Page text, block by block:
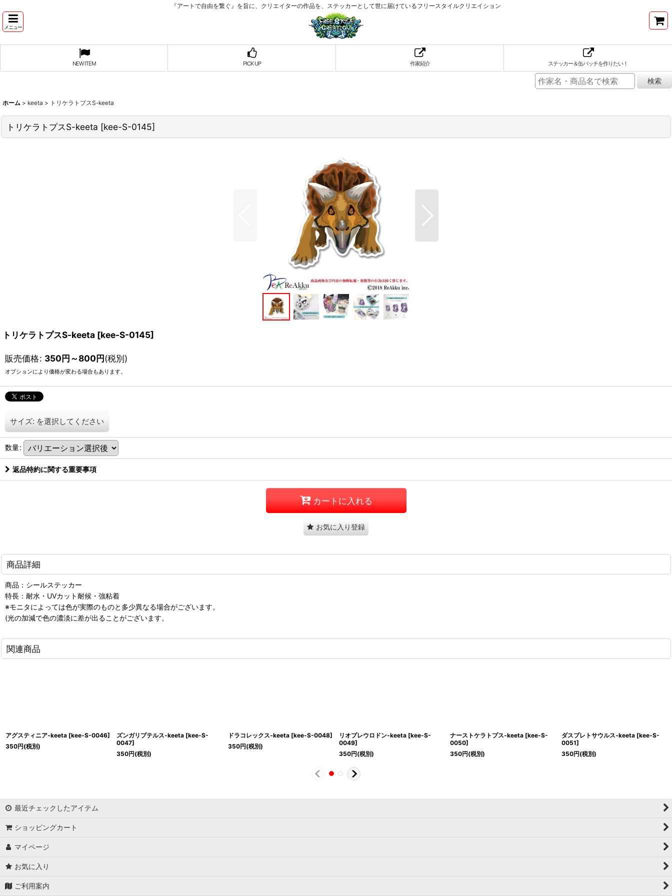
『アートで自由を繋ぐ』を旨に、クリエイターの作品を、ステッカーとして世に届けているフリースタイルクリエイション
メニュー
NEW ITEM PICK UP 作家紹介 ステッカー＆缶バッチを作りたい！
ホーム > keeta > トリケラトプスS-keeta
トリケラトプスS-keeta [kee-S-0145]
トリケラトプスS-keeta [kee-S-0145]
販売価格: 350円～800円(税別)
オプションにより価格が変わる場合もあります。
サイズ: を選択してください
数量:
返品特約に関する重要事項
カートに入れる
お気に入り登録
商品詳細
商品：シールステッカー
特長：耐水・UVカット耐候・強粘着
※モニタによっては色が実際のものと多少異なる場合がございます。
(光の加減で色の濃淡に差が出ることがございます。
関連商品
アグスティニア-keeta [kee-S-0046]
350円(税別)
ズンガリプテルス-keeta [kee-S-
0047]
350円(税別)
ドラコレックス-keeta [kee-S-0048]
350円(税別)
リオプレウロドン-keeta [kee-S-
0049]
350円(税別)
ナーストケラトプス-keeta [kee-S-
0050]
350円(税別)
ダスプレトサウルス-keeta [kee-S-
0051]
350円(税別)
最近チェックしたアイテム
ショッピングカート
マイページ
お気に入り
ご利用案内